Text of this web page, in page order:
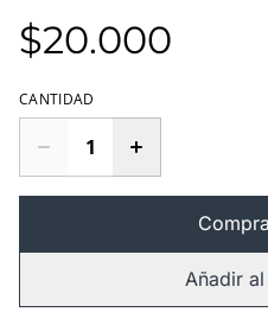
$20.000
CANTIDAD
Añadir